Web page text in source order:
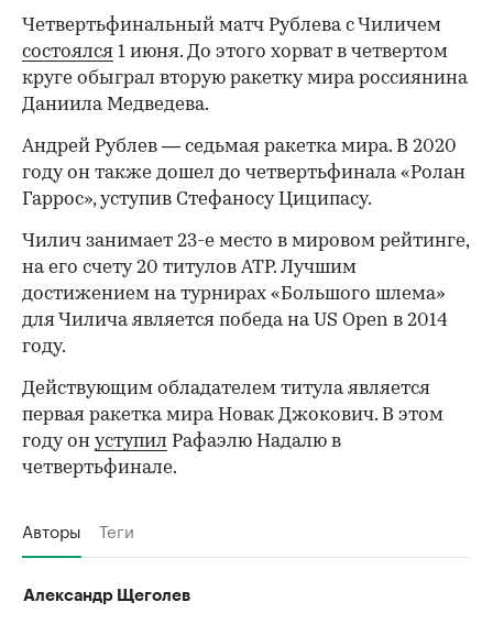
00:00 / 00:00
Четвертьфинальный матч Рублева с Чиличем
состоялся 1 июня. До этого хорват в четвертом
круге обыграл вторую ракетку мира россиянина
Даниила Медведева.
Андрей Рублев — седьмая ракетка мира. В 2020
году он также дошел до четвертьфинала «Ролан
Гаррос», уступив Стефаносу Циципасу.
Чилич занимает 23-е место в мировом рейтинге,
на его счету 20 титулов ATP. Лучшим
достижением на турнирах «Большого шлема»
для Чилича является победа на US Open в 2014
году.
Действующим обладателем титула является
первая ракетка мира Новак Джокович. В этом
году он уступил Рафаэлю Надалю в
четвертьфинале.
Авторы Теги
Александр Щеголев